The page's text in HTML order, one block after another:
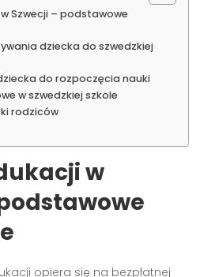
Szwecji – podstawowe
dziecka do szwedzkiej
do rozpoczęcia nauki
w szwedzkiej szkole
rodziców
w
opiera się na bezpłatnej